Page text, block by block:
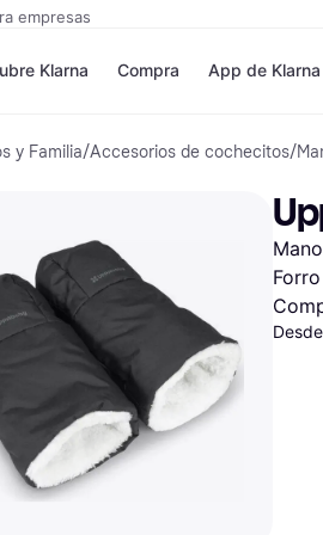
empresas
Klarna
Formas de
Paga ahora
Paga en 3 plazos
Paga en 30 días
Financiación
Klarna en Apple
Compra
Tiendas
Zalando
JD Sports
Directorio de
App de Klarna
y Familia/Accesorios de cochecitos/